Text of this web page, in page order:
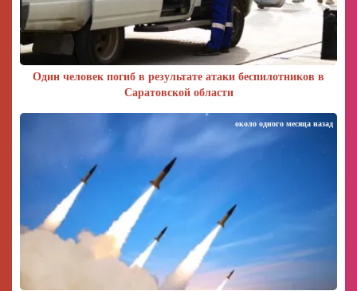
Один человек погиб в результате атаки беспилотников в
Саратовской области
около одного месяца назад